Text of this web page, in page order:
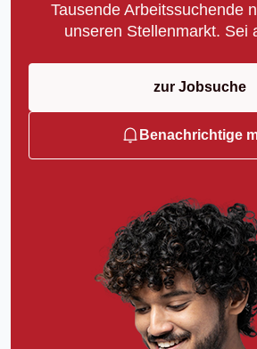
Tausende Arbeitssuchende
unseren Stellenmarkt. Sei
zur Jobsuche
Benachrichtige